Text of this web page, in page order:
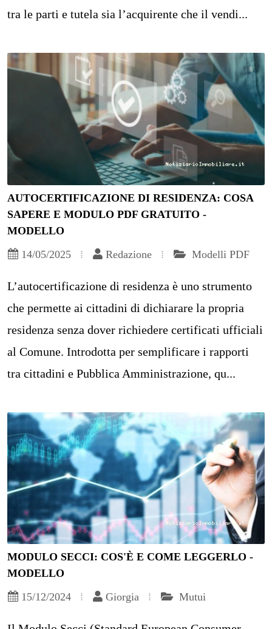
tra le parti e tutela sia l’acquirente che il vendi...
AUTOCERTIFICAZIONE DI RESIDENZA: COSA
SAPERE E MODULO PDF GRATUITO -
MODELLO
14/05/2025
Redazione Modelli PDF
L’autocertificazione di residenza è uno strumento
che permette ai cittadini di dichiarare la propria
residenza senza dover richiedere certificati ufficiali
al Comune. Introdotta per semplificare i rapporti
tra cittadini e Pubblica Amministrazione, qu...
MODULO SECCI: COS'È E COME LEGGERLO -
MODELLO
15/12/2024
Giorgia Mutui